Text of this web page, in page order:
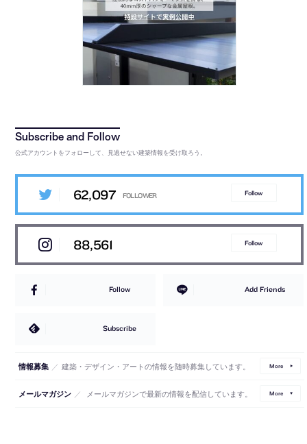
公式アカウントをフォローして、見逃せない建築情報を受け取ろう。
62,097 Follow
88,561 Follow
Follow Add Friends
Subscribe
情報募集 ／ 建築・デザイン・アートの情報を随時募集しています。 More
メールマガジン ／ メールマガジンで最新の情報を配信しています。 More